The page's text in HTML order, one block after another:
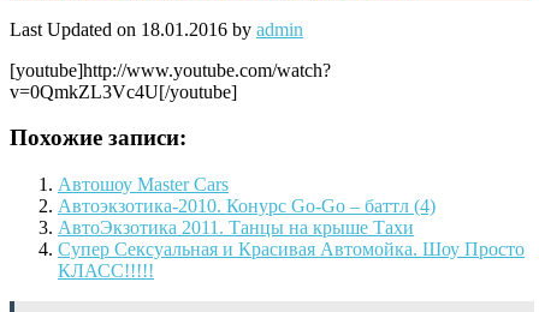
Last Updated on 18.01.2016 by admin
[youtube]http://www.youtube.com/watch?
v=0QmkZL3Vc4U[/youtube]
Похожие записи:
Автошоу Master Cars
Автоэкзотика-2010. Конурс Go-Go – баттл (4)
АвтоЭкзотика 2011. Танцы на крыше Тахи
Супер Сексуальная и Красивая Автомойка. Шоу Просто
КЛАСС!!!!!